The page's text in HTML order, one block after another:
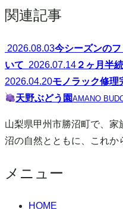
ー
シ
ョ
ン
関連記事
2026.08.03今シーズンの
いて 2026.07.14 ２ヶ月半
2026.04.20モノラック修理
天野ぶどう園AMANO
山梨県甲州市勝沼町で、
沼の自然とともに、これか
メニュー
HOME